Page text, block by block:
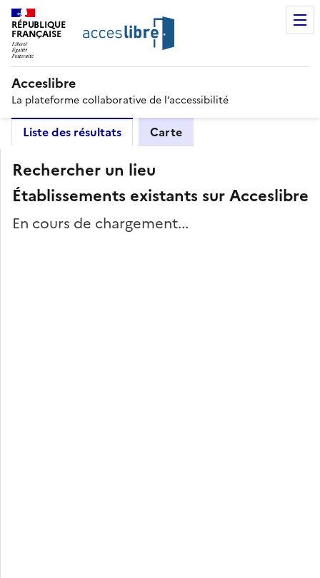
RÉPUBLIQUE
FRANÇAISE
Acceslibre
La plateforme collaborative de l’accessibilité
Liste des résultats Carte
Rechercher un lieu
Établissements existants sur Acceslibre
En cours de chargement...